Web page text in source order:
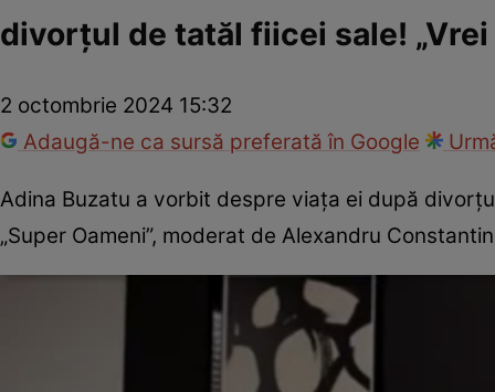
divorțul de tatăl fiicei sale!
2 octombrie 2024 15:32
Adaugă-ne ca sursă preferată în Google
Adina Buzatu a vorbit despre viața ei după
„Super Oameni”, moderat de Alexandru